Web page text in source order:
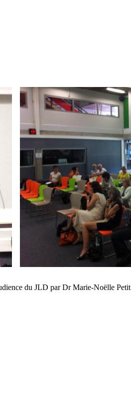
du JLD par Dr Marie-Noëlle Petit